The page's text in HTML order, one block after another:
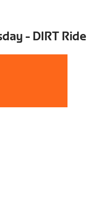
- DIRT Ride